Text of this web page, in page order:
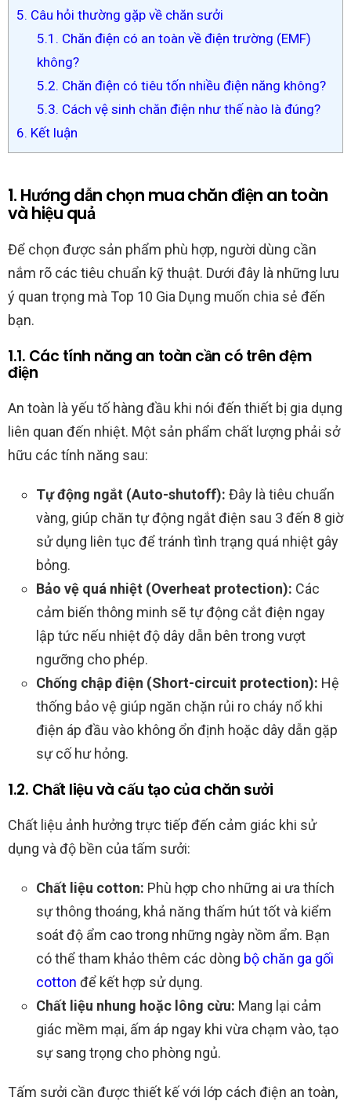
5. Câu hỏi thường gặp về chăn sưởi
5.1. Chăn điện có an toàn về điện trường (EMF)
không?
5.2. Chăn điện có tiêu tốn nhiều điện năng không?
5.3. Cách vệ sinh chăn điện như thế nào là đúng?
6. Kết luận
1. Hướng dẫn chọn mua chăn điện an toàn
và hiệu quả
Để chọn được sản phẩm phù hợp, người dùng cần
nắm rõ các tiêu chuẩn kỹ thuật. Dưới đây là những lưu
ý quan trọng mà Top 10 Gia Dụng muốn chia sẻ đến
bạn.
1.1. Các tính năng an toàn cần có trên đệm
điện
An toàn là yếu tố hàng đầu khi nói đến thiết bị gia dụng
liên quan đến nhiệt. Một sản phẩm chất lượng phải sở
hữu các tính năng sau:
Tự động ngắt (Auto-shutoff): Đây là tiêu chuẩn
vàng, giúp chăn tự động ngắt điện sau 3 đến 8 giờ
sử dụng liên tục để tránh tình trạng quá nhiệt gây
bỏng.
Bảo vệ quá nhiệt (Overheat protection): Các
cảm biến thông minh sẽ tự động cắt điện ngay
lập tức nếu nhiệt độ dây dẫn bên trong vượt
ngưỡng cho phép.
Chống chập điện (Short-circuit protection): Hệ
thống bảo vệ giúp ngăn chặn rủi ro cháy nổ khi
điện áp đầu vào không ổn định hoặc dây dẫn gặp
sự cố hư hỏng.
1.2. Chất liệu và cấu tạo của chăn sưởi
Chất liệu ảnh hưởng trực tiếp đến cảm giác khi sử
dụng và độ bền của tấm sưởi:
Chất liệu cotton: Phù hợp cho những ai ưa thích
sự thông thoáng, khả năng thấm hút tốt và kiểm
soát độ ẩm cao trong những ngày nồm ẩm. Bạn
có thể tham khảo thêm các dòng bộ chăn ga gối
cotton để kết hợp sử dụng.
Chất liệu nhung hoặc lông cừu: Mang lại cảm
giác mềm mại, ấm áp ngay khi vừa chạm vào, tạo
sự sang trọng cho phòng ngủ.
Tấm sưởi cần được thiết kế với lớp cách điện an toàn,